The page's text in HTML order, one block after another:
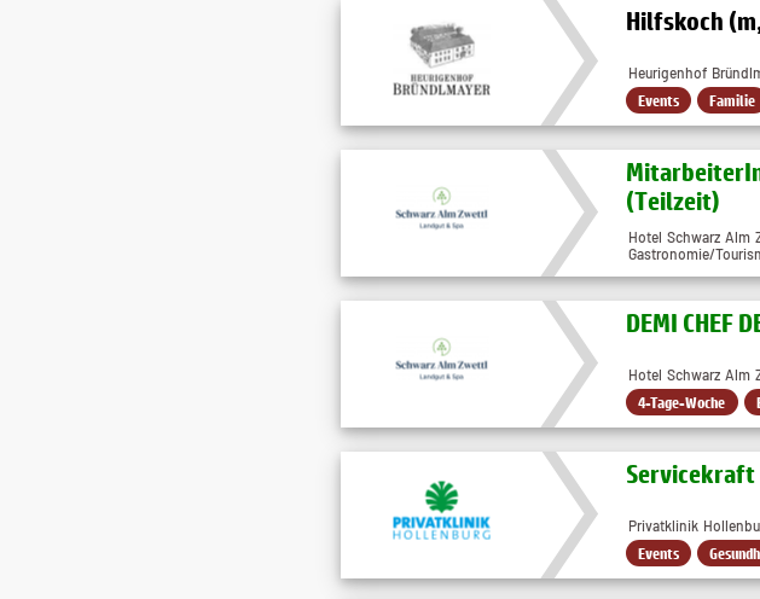
Hilfskoch
Heurigenhof
Events Familie
(Teilzeit)
Hotel Schwarz Alm
Gastronomie/
DEMI CHEF
Hotel Schwarz Alm
4-Tage-Woche
Privatklinik
Events